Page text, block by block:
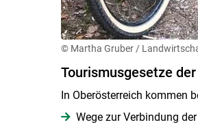
© Martha Gruber /
Tourismusgesetze
In Oberösterreich kommen
Wege zur Verbindung